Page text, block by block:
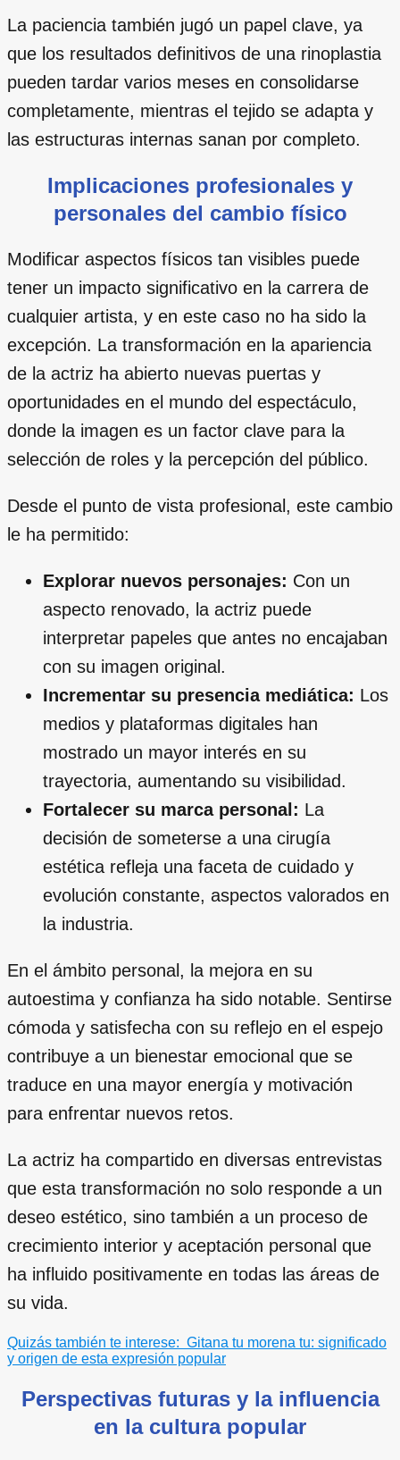
La paciencia también jugó un papel clave, ya
que los resultados definitivos de una rinoplastia
pueden tardar varios meses en consolidarse
completamente, mientras el tejido se adapta y
las estructuras internas sanan por completo.
Implicaciones profesionales y
personales del cambio físico
Modificar aspectos físicos tan visibles puede
tener un impacto significativo en la carrera de
cualquier artista, y en este caso no ha sido la
excepción. La transformación en la apariencia
de la actriz ha abierto nuevas puertas y
oportunidades en el mundo del espectáculo,
donde la imagen es un factor clave para la
selección de roles y la percepción del público.
Desde el punto de vista profesional, este cambio
le ha permitido:
Explorar nuevos personajes: Con un
aspecto renovado, la actriz puede
interpretar papeles que antes no encajaban
con su imagen original.
Incrementar su presencia mediática: Los
medios y plataformas digitales han
mostrado un mayor interés en su
trayectoria, aumentando su visibilidad.
Fortalecer su marca personal: La
decisión de someterse a una cirugía
estética refleja una faceta de cuidado y
evolución constante, aspectos valorados en
la industria.
En el ámbito personal, la mejora en su
autoestima y confianza ha sido notable. Sentirse
cómoda y satisfecha con su reflejo en el espejo
contribuye a un bienestar emocional que se
traduce en una mayor energía y motivación
para enfrentar nuevos retos.
La actriz ha compartido en diversas entrevistas
que esta transformación no solo responde a un
deseo estético, sino también a un proceso de
crecimiento interior y aceptación personal que
ha influido positivamente en todas las áreas de
su vida.
Quizás también te interese: Gitana tu morena tu: significado
y origen de esta expresión popular
Perspectivas futuras y la influencia
en la cultura popular